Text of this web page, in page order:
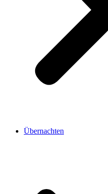
Übernachten